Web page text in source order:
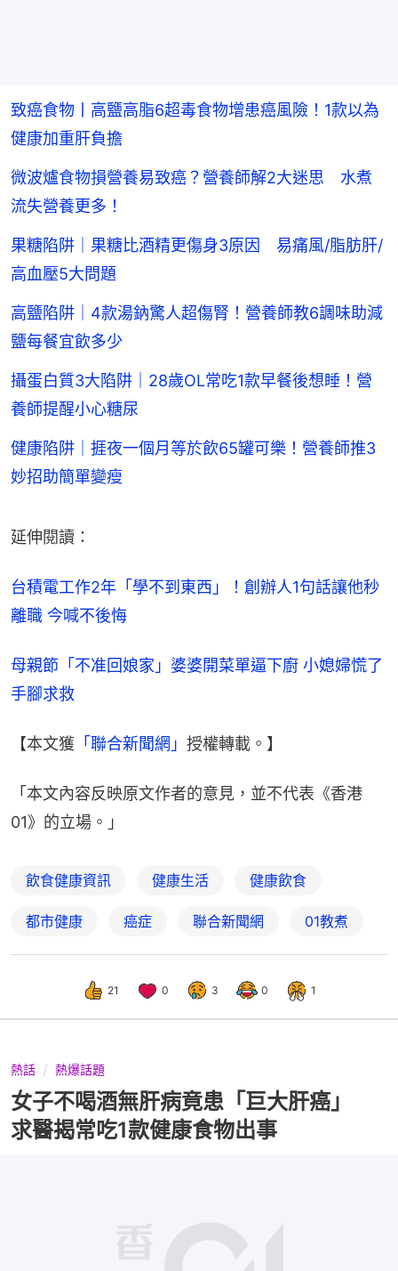
致癌食物丨高鹽高脂6超毒食物增患癌風險！1款以為
健康加重肝負擔
微波爐食物損營養易致癌？營養師解2大迷思 水煮
流失營養更多！
果糖陷阱｜果糖比酒精更傷身3原因 易痛風/脂肪肝/
高血壓5大問題
高鹽陷阱｜4款湯鈉驚人超傷腎！營養師教6調味助減
鹽每餐宜飲多少
攝蛋白質3大陷阱｜28歲OL常吃1款早餐後想睡！營
養師提醒小心糖尿
健康陷阱｜捱夜一個月等於飲65罐可樂！營養師推3
妙招助簡單變瘦
延伸閱讀：
台積電工作2年「學不到東西」！創辦人1句話讓他秒
離職 今喊不後悔
母親節「不准回娘家」婆婆開菜單逼下廚 小媳婦慌了
手腳求救
【本文獲 「聯合新聞網」 授權轉載。】
「本文內容反映原文作者的意見，並不代表《香港
01》的立場。」
飲食健康資訊 健康生活 健康飲食
都市健康 癌症 聯合新聞網 01教煮
21 0 3 0 1
熱話 熱爆話題
女子不喝酒無肝病竟患「巨大肝癌」
求醫揭常吃1款健康食物出事